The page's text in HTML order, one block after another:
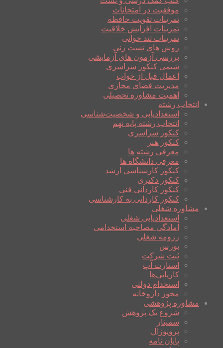
موفقیت در امتحانات
تمرینات تقویت حافظه
تمرینات افزایش خلاقیت
تمرینات تند خوانی
روش های تست زنی
بررسی آزمون های آزمایشی
شیمی کنکور سراسری
اعمال قبل از خواب
مدیریت فضای مجازی
اهمیت مشاوره تحصیلی
انتخاب رشته
استعدادیابی و شخصیت‌شناسی
انتخاب رشته پایه نهم
کنکور سراسری
کنکور هنر
معرفی رشته ها
معرفی دانشگاه ها
کنکور کارشناسی ارشد
کنکور دکتری
کنکور کاردانی فنی
کنکور کاردانی به کارشناسی
مشاوره شغلی
استعدادیابی شغلی
آمادگی مصاحبه استخدامی
رزومه شغلی
بورس
ثبت شرکت
استارت آپ
کاریابی‌ها
استخدام دولتی
مجوز داروخانه
مشاوره پژوهشی
شروع یک پژوهش
سمینار
پروپوزال
پایان نامه